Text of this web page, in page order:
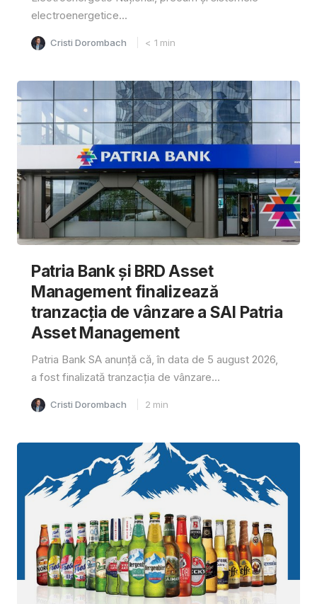
electroenergetice...
Cristi Dorombach < 1 min
Patria Bank și BRD Asset
Management finalizează
tranzacția de vânzare a SAI Patria
Asset Management
Patria Bank SA anunță că, în data de 5 august 2026,
a fost finalizată tranzacția de vânzare...
Cristi Dorombach 2 min